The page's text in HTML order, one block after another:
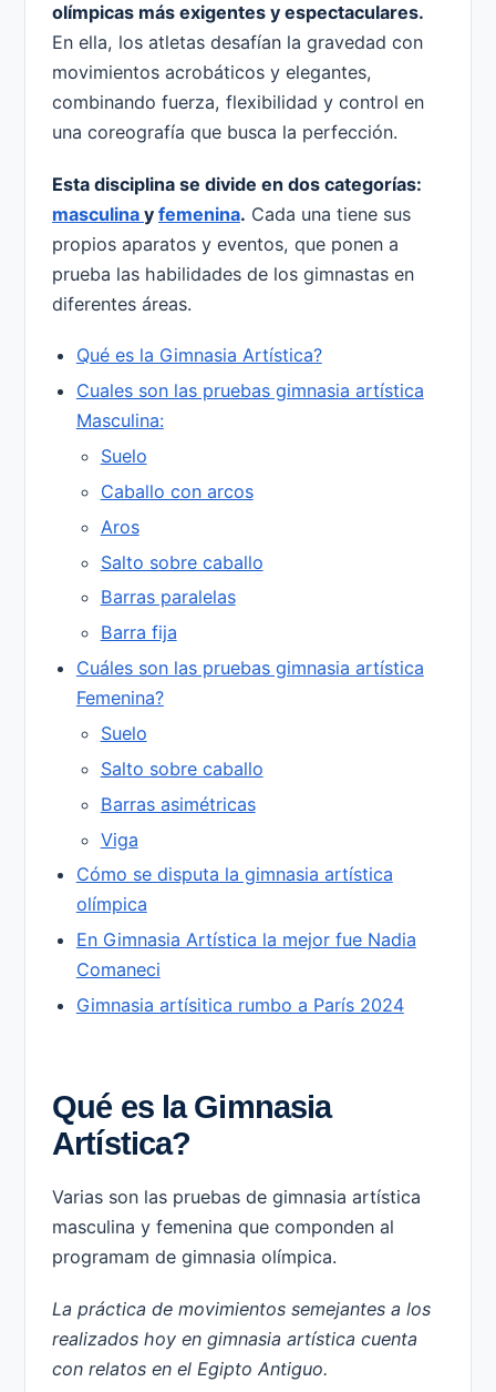
olímpicas más exigentes y espectaculares.
En ella, los atletas desafían la gravedad con
movimientos acrobáticos y elegantes,
combinando fuerza, flexibilidad y control en
una coreografía que busca la perfección.
Esta disciplina se divide en dos categorías:
masculina y femenina. Cada una tiene sus
propios aparatos y eventos, que ponen a
prueba las habilidades de los gimnastas en
diferentes áreas.
Qué es la Gimnasia Artística?
Cuales son las pruebas gimnasia artística
Masculina:
Suelo
Caballo con arcos
Aros
Salto sobre caballo
Barras paralelas
Barra fija
Cuáles son las pruebas gimnasia artística
Femenina?
Suelo
Salto sobre caballo
Barras asimétricas
Viga
Cómo se disputa la gimnasia artística
olímpica
En Gimnasia Artística la mejor fue Nadia
Comaneci
Gimnasia artísitica rumbo a París 2024
Qué es la Gimnasia
Artística?
Varias son las pruebas de gimnasia artística
masculina y femenina que componden al
programam de gimnasia olímpica.
La práctica de movimientos semejantes a los
realizados hoy en gimnasia artística cuenta
con relatos en el Egipto Antiguo.